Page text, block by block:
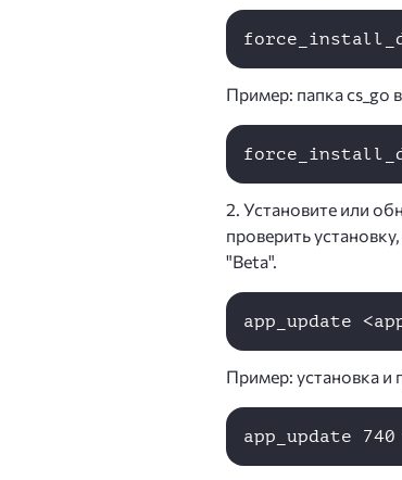
Пример: папка cs_go
2. Установите или
проверить
"Beta".
Пример: установка и